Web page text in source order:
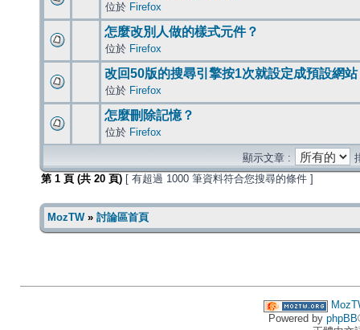
位於 Firefox
怎麼改別人做的樣式元件？
位於 Firefox
改回50版的搜尋引擎按1次就設定成預設網站
位於 Firefox
怎麼刪除記憶？
位於 Firefox
顯示文章 :
第 1 頁 (共 20 頁) [ 有超過 1000 筆資料符合您搜尋的條件 ]
MozTW» 討論區首頁
Powered by phpBB